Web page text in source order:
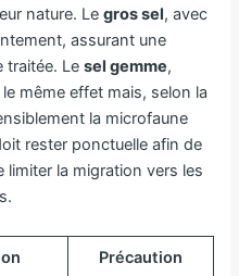
nature. Legros sel, avec
assurant une
traitée. Lesel gemme,
même effet mais, selon la
la microfaune
rester ponctuelle afin de
limiter la migration vers les
Précaution